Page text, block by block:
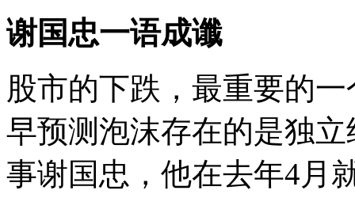
谢国忠一语成谶
股市的下跌，最重要的
早预测泡沫存在的是独
事谢国忠，他在去年4月